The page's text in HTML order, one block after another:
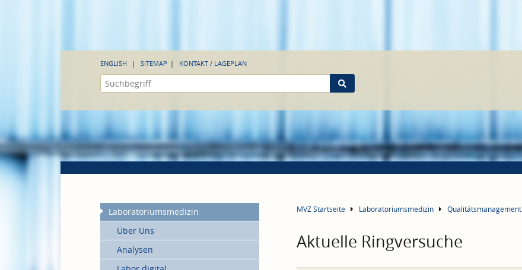
ENGLISH SITEMAP KONTAKT / LAGEPLAN
Laboratoriumsmedizin
Über Uns
Analysen
MVZ Startseite Laboratoriumsmedizin Qualitätsmanagement
Aktuelle Ringversuche